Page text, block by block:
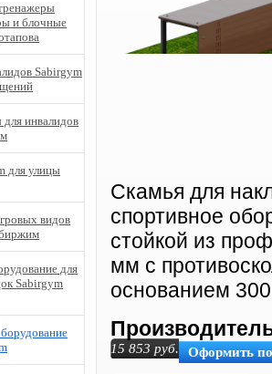
Скамья для
спортивное
стойкой из
мм с
основанием
15 853 руб. Оформить
и блочные
Sabirgym
инвалидов
для улицы
видов
для
Sabirgym